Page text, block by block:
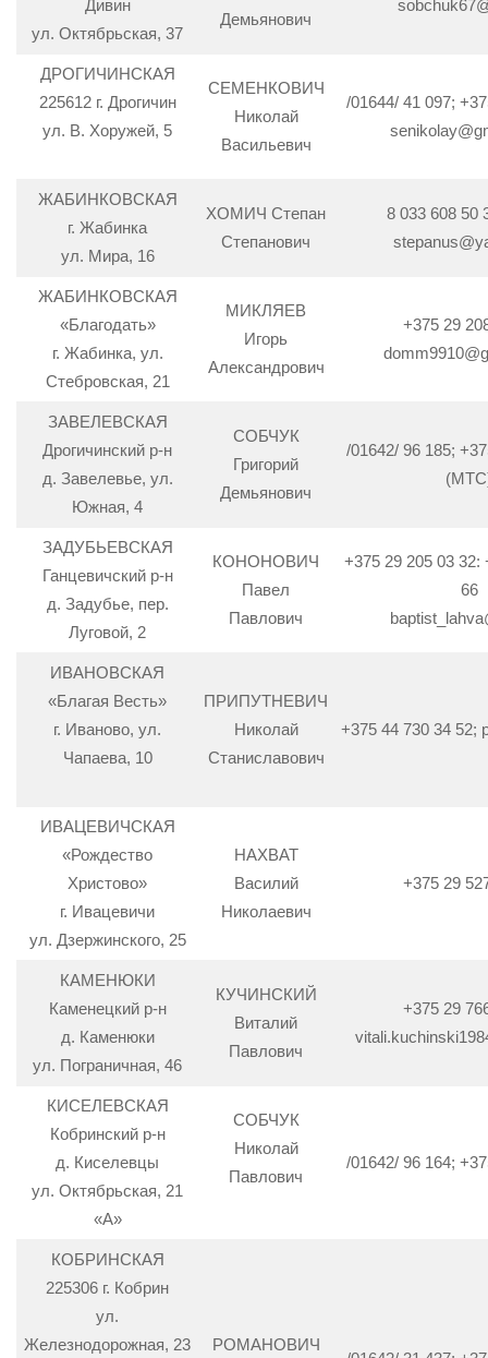
Дивин
ул. Октябрьская, 37
Демьянович
ДРОГИЧИНСКАЯ
225612 г. Дрогичин
ул. В. Хоружей, 5
СЕМЕНКОВИЧ
Николай
Васильевич
/01644/ 41 097;
ЖАБИНКОВСКАЯ
г. Жабинка
ул. Мира, 16
ХОМИЧ Степан
Степанович
8 033 608
ЖАБИНКОВСКАЯ
«Благодать»
г. Жабинка, ул.
Стебровская, 21
МИКЛЯЕВ
Игорь
Александрович
+375 29
ЗАВЕЛЕВСКАЯ
Дрогичинский р-н
д. Завелевье, ул.
Южная, 4
СОБЧУК
Григорий
Демьянович
/01642/ 96 185;
ЗАДУБЬЕВСКАЯ
Ганцевичский р-н
д. Задубье, пер.
Луговой, 2
КОНОНОВИЧ
Павел
Павлович
+375 29 205 03 32:
66
ИВАНОВСКАЯ
«Благая Весть»
г. Иваново, ул.
Чапаева, 10
ПРИПУТНЕВИЧ
Николай
Станиславович
+375 44 730 34 52;
ИВАЦЕВИЧСКАЯ
«Рождество
Христово»
г. Ивацевичи
ул. Дзержинского, 25
НАХВАТ
Василий
Николаевич
+375 29
КАМЕНЮКИ
Каменецкий р-н
д. Каменюки
ул. Пограничная, 46
КУЧИНСКИЙ
Виталий
Павлович
+375 29
КИСЕЛЕВСКАЯ
Кобринский р-н
д. Киселевцы
ул. Октябрьская, 21
«А»
СОБЧУК
Николай
Павлович
/01642/ 96 164;
КОБРИНСКАЯ
225306 г. Кобрин
ул.
Железнодорожная, 23
РОМАНОВИЧ